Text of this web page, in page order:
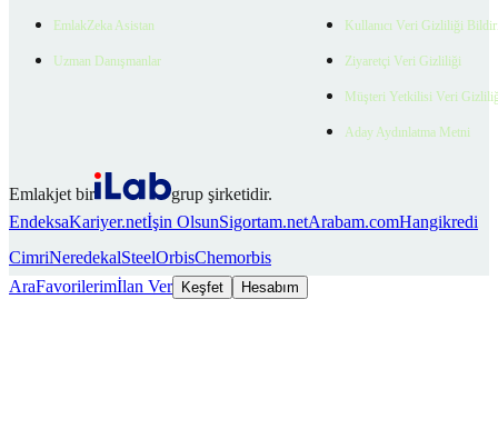
EmlakZeka Asistan
Uzman Danışmanlar
Kullanıcı Veri Gizliliği
Ziyaretçi Veri Gizliliği
Müşteri Yetkilisi Veri
Aday Aydınlatma Metni
Emlakjet bir
grup şirketidir.
EndeksaKariyer.netİşin OlsunSigortam.netArabam.comHangikredi
CimriNeredekalSteelOrbisChemorbis
AraFavorilerimİlan Ver Keşfet Hesabım